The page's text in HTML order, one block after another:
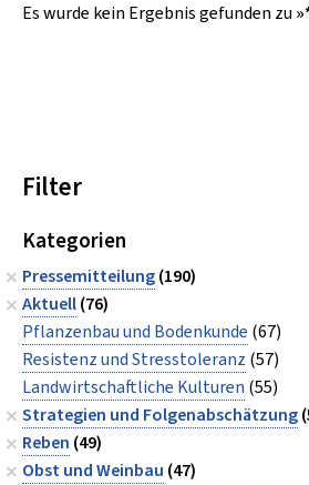
Es wurde kein Ergebnis gefunden zu
Filter
Kategorien
Pressemitteilung(190)
Aktuell(76)
Pflanzenbau und Bodenkunde (67)
Resistenz und Stresstoleranz (57)
Landwirtschaftliche Kulturen (55)
Strategien und Folgenabschätzung
Reben (49)
Obst und Weinbau (47)